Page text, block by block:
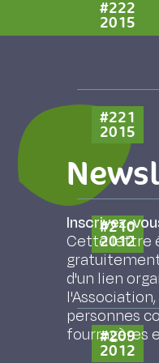
#222
2015
#221
2015
#210
2012
#209
2012
Inscrivez-
Cette lettre
gratuitement
d'un lien
personnes
fourragères